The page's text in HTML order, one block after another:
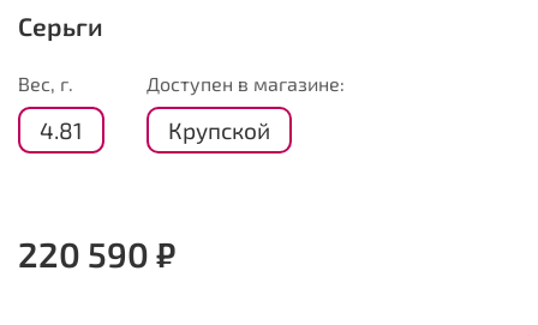
Серьги
Вес, г.
4.81
Доступен в магазине:
Крупской
220 590 ₽